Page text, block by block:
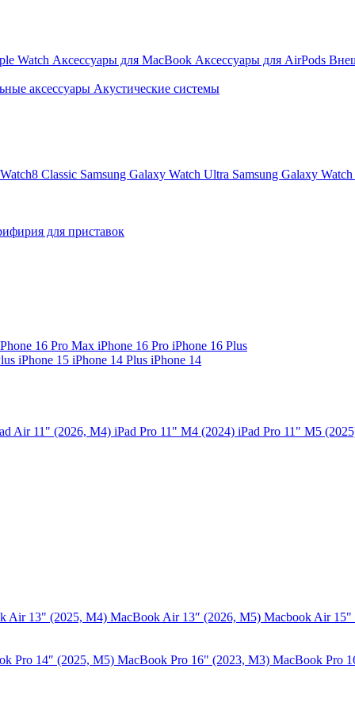
Watch Аксессуары для MacBook Аксессуары для AirPods
аксессуары Акустические системы
Classic Samsung Galaxy Watch Ultra Samsung Galaxy
для приставок
16 Pro Max iPhone 16 Pro iPhone 16 Plus
iPhone 15 iPhone 14 Plus iPhone 14
Air 11" (2026, M4) iPad Pro 11" M4 (2024) iPad Pro 11" M5
Air 13" (2025, M4) MacBook Air 13″ (2026, M5) Macbook Air 15"
Pro 14″ (2025, M5) MacBook Pro 16" (2023, M3) MacBook Pro